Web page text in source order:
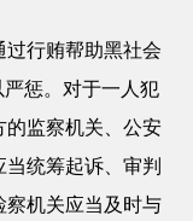
过行贿帮助黑社会
惩。对于一人犯
的监察机关、公安
统筹起诉、审判
察机关应当及时与